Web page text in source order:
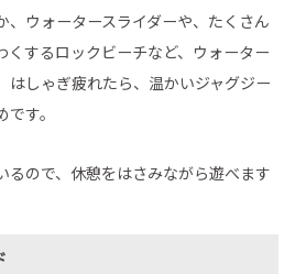
、ウォータースライダーや、たくさん
くするロックビーチなど、ウォーター
はしゃぎ疲れたら、温かいジャグジー
す。
るので、休憩をはさみながら遊べます